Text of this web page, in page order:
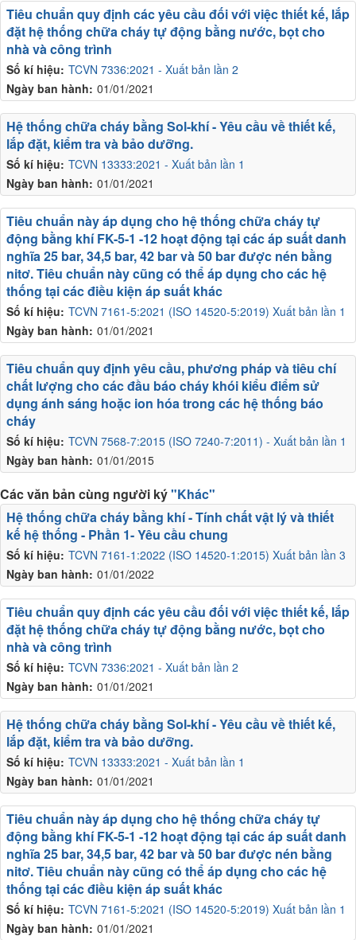
Số kí hiệu: TCVN 7336:2021 - Xuất bản lần 2
Ngày ban hành: 01/01/2021
Tiêu chuẩn quy định các yêu cầu đối với việc thiết kế, lắp
đặt hệ thống chữa cháy tự động bằng nước, bọt cho
nhà và công trình
Số kí hiệu: TCVN 13333:2021 - Xuất bản lần 1
Ngày ban hành: 01/01/2021
Hệ thống chữa cháy bằng Sol-khí - Yêu cầu về thiết kế,
lắp đặt, kiểm tra và bảo dưỡng.
Số kí hiệu: TCVN 7161-5:2021 (ISO 14520-5:2019) Xuất bản lần 1
Ngày ban hành: 01/01/2021
Tiêu chuẩn này áp dụng cho hệ thống chữa cháy tự
động bằng khí FK-5-1 -12 hoạt động tại các áp suất danh
nghĩa 25 bar, 34,5 bar, 42 bar và 50 bar được nén bằng
nitơ. Tiêu chuẩn này cũng có thể áp dụng cho các hệ
thống tại các điều kiện áp suất khác
Số kí hiệu: TCVN 7568-7:2015 (ISO 7240-7:2011) - Xuất bản lần 1
Ngày ban hành: 01/01/2015
Tiêu chuẩn quy định yêu cầu, phương pháp và tiêu chí
chất lượng cho các đầu báo cháy khói kiểu điểm sử
dụng ánh sáng hoặc ion hóa trong các hệ thống báo
cháy
Các văn bản cùng người ký"Khác"
Số kí hiệu: TCVN 7161-1:2022 (ISO 14520-1:2015) Xuất bản lần 3
Ngày ban hành: 01/01/2022
Hệ thống chữa cháy bằng khí - Tính chất vật lý và thiết
kế hệ thống - Phần 1- Yêu cầu chung
Số kí hiệu: TCVN 7336:2021 - Xuất bản lần 2
Ngày ban hành: 01/01/2021
Tiêu chuẩn quy định các yêu cầu đối với việc thiết kế, lắp
đặt hệ thống chữa cháy tự động bằng nước, bọt cho
nhà và công trình
Số kí hiệu: TCVN 13333:2021 - Xuất bản lần 1
Ngày ban hành: 01/01/2021
Hệ thống chữa cháy bằng Sol-khí - Yêu cầu về thiết kế,
lắp đặt, kiểm tra và bảo dưỡng.
Số kí hiệu: TCVN 7161-5:2021 (ISO 14520-5:2019) Xuất bản lần 1
Ngày ban hành: 01/01/2021
Tiêu chuẩn này áp dụng cho hệ thống chữa cháy tự
động bằng khí FK-5-1 -12 hoạt động tại các áp suất danh
nghĩa 25 bar, 34,5 bar, 42 bar và 50 bar được nén bằng
nitơ. Tiêu chuẩn này cũng có thể áp dụng cho các hệ
thống tại các điều kiện áp suất khác